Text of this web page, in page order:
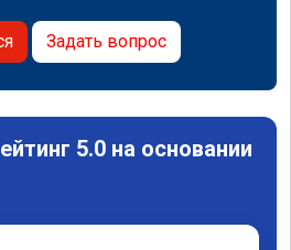
Задать вопрос
5.0 на основании